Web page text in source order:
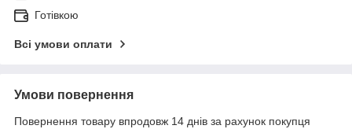
Готівкою
Всі умови оплати
Умови повернення
Повернення товару впродовж 14 днів за рахунок покупця